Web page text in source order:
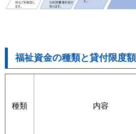
福祉資金の種類と貸付限度額
種類 内容